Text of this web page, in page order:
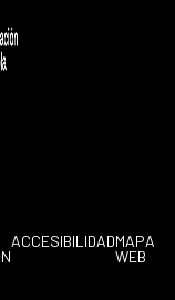
ACCESIBILIDADMAPA
WEB